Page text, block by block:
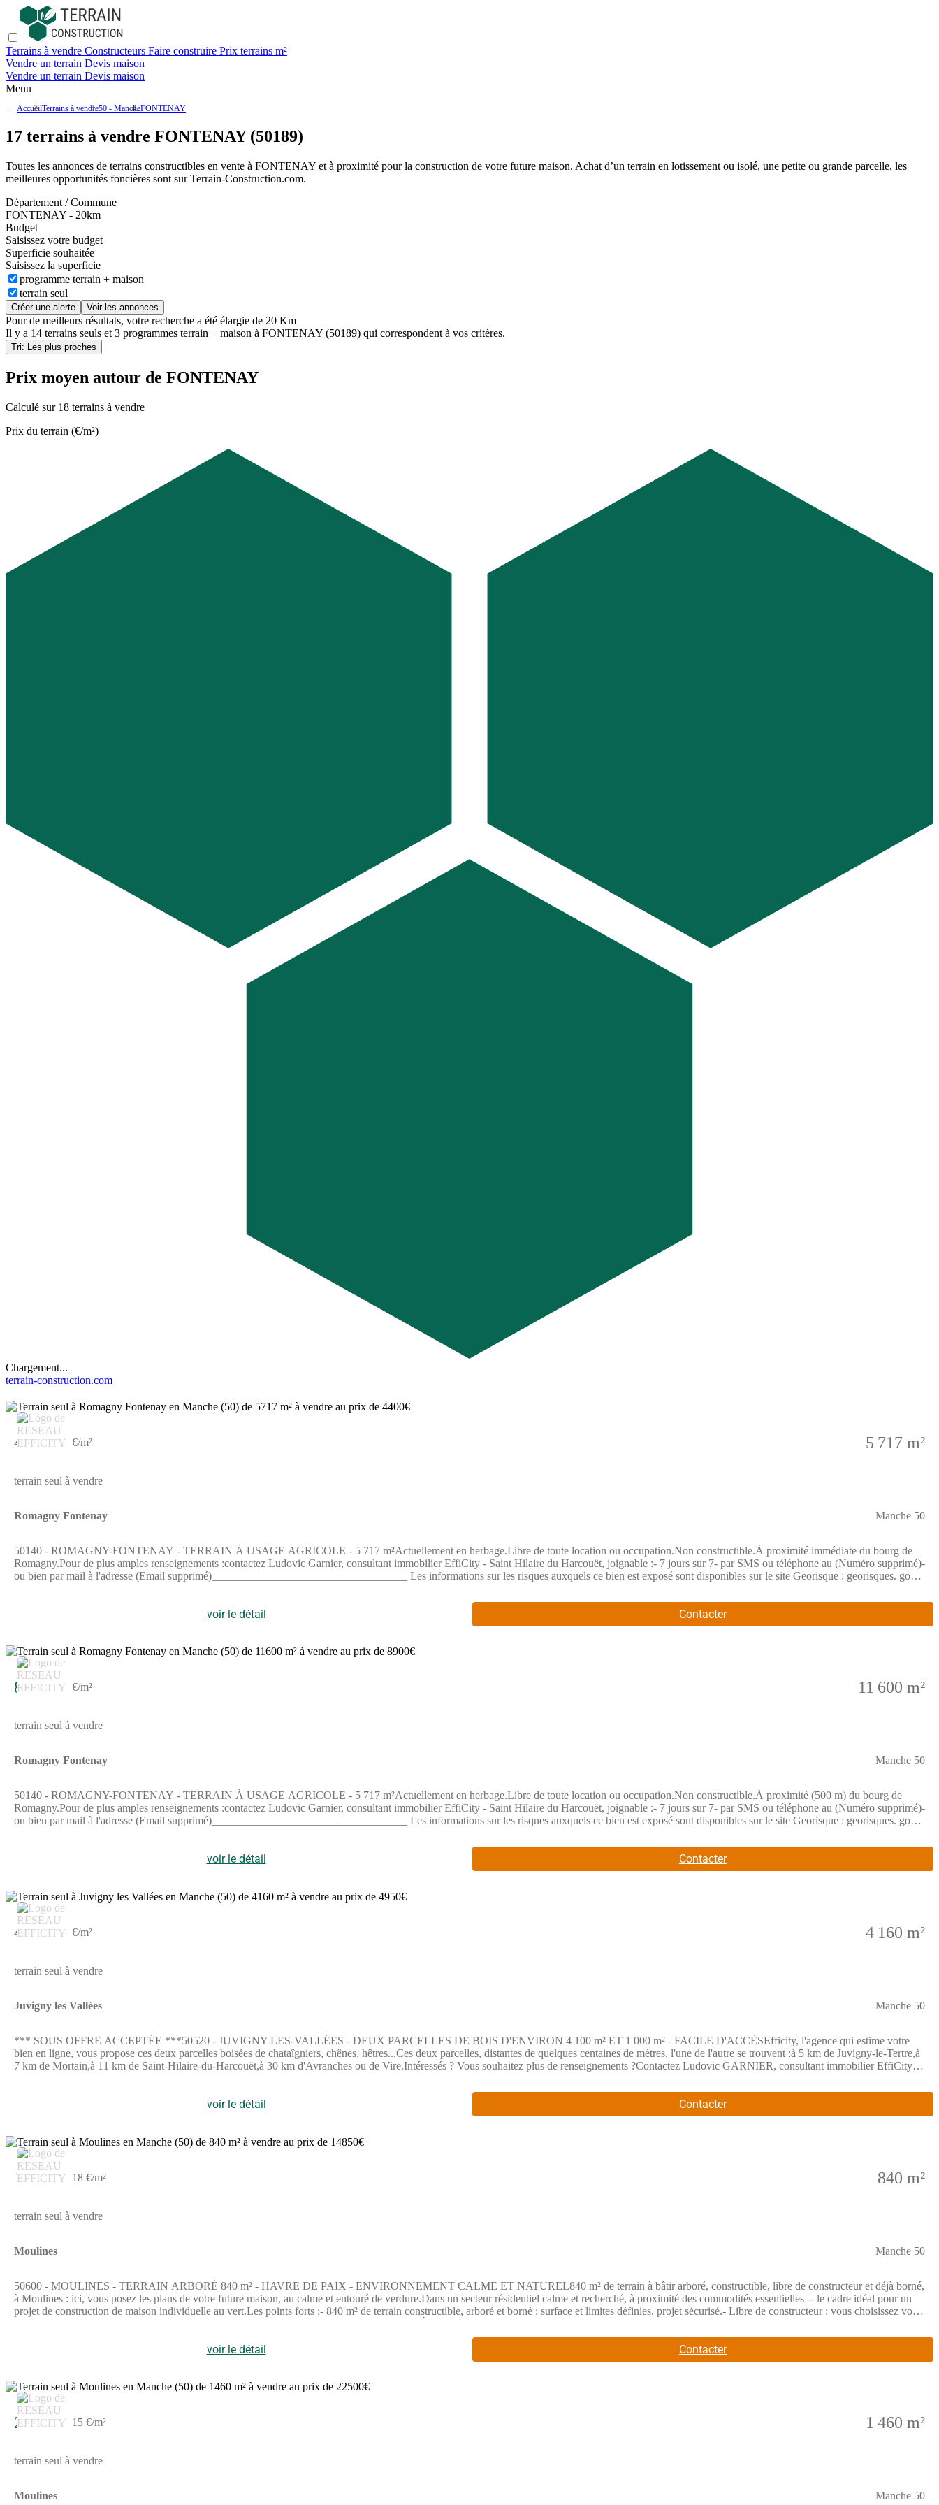
Terrains à vendre Constructeurs Faire construire Prix terrains m²
Vendre un terrain Devis maison
Vendre un terrain Devis maison
Menu
AccueilTerrains à vendre50 - MancheFONTENAY
17 terrains à vendre FONTENAY (50189)
Toutes les annonces de terrains constructibles en vente à FONTENAY et à proximité pour la construction de votre future maison. Achat d’un terrain en lotissement ou isolé, une petite ou grande parcelle, les
meilleures opportunités foncières sont surTerrain-Construction.com.
Département / Commune
FONTENAY - 20km
Budget
Saisissez votre budget
Superficie souhaitée
Saisissez la superficie
programme terrain + maison
terrain seul
Créer une alerte Voir les annonces
Pour de meilleurs résultats, votre recherche a été élargie de 20 Km
Il y a 14 terrains seuls et 3 programmes terrain + maison à FONTENAY (50189) qui correspondent à vos critères.
Tri: Les plus proches
Prix moyen autour de FONTENAY
Calculé sur 18 terrains à vendre
Prix du terrain (€/m²)
Chargement...
terrain-construction.com
4 400 €1 €/m² 5 717 m²
terrain seul à vendre
Romagny Fontenay Manche 50
50140 - ROMAGNY-FONTENAY - TERRAIN À USAGE AGRICOLE - 5 717 m²Actuellement en herbage.Libre de toute location ou occupation.Non constructible.À proximité immédiate du bourg de
Romagny.Pour de plus amples renseignements :contactez Ludovic Garnier, consultant immobilier EffiCity - Saint Hilaire du Harcouët, joignable :- 7 jours sur 7- par SMS ou téléphone au (Numéro supprimé)-
ou bien par mail à l'adresse (Email supprimé)___________________________________ Les informations sur les risques auxquels ce bien est exposé sont disponibles sur le site Georisque : georisques. gouv.
supprimé).Siège social du mandant : effiCity, 48 avenue de Villiers - 75017 PARIS - Société par Actions Simplifiée, société au capital de 132 373,05 euros, immatriculée au RCS Paris 497 617 746 et titulaire
de la Carte professionnelle CPI 7501 2015 000 002 025 - CCI Paris IDF - Caisse de Garantie : GALIAN Assurances 89 rue de la Boétie 75008 Paris
voir le détail Contacter
3
8 900 €1 €/m² 11 600 m²
terrain seul à vendre
Romagny Fontenay Manche 50
50140 - ROMAGNY-FONTENAY - TERRAIN À USAGE AGRICOLE - 5 717 m²Actuellement en herbage.Libre de toute location ou occupation.Non constructible.À proximité (500 m) du bourg de
Romagny.Pour de plus amples renseignements :contactez Ludovic Garnier, consultant immobilier EffiCity - Saint Hilaire du Harcouët, joignable :- 7 jours sur 7- par SMS ou téléphone au (Numéro supprimé)-
ou bien par mail à l'adresse (Email supprimé)___________________________________ Les informations sur les risques auxquels ce bien est exposé sont disponibles sur le site Georisque : georisques. gouv.
supprimé).Siège social du mandant : effiCity, 48 avenue de Villiers - 75017 PARIS - Société par Actions Simplifiée, société au capital de 132 373,05 euros, immatriculée au RCS Paris 497 617 746 et titulaire
de la Carte professionnelle CPI 7501 2015 000 002 025 - CCI Paris IDF - Caisse de Garantie : GALIAN Assurances 89 rue de la Boétie 75008 Paris
voir le détail Contacter
6
4 950 €1 €/m² 4 160 m²
terrain seul à vendre
Juvigny les Vallées Manche 50
*** SOUS OFFRE ACCEPTÉE ***50520 - JUVIGNY-LES-VALLÉES - DEUX PARCELLES DE BOIS D'ENVIRON 4 100 m² ET 1 000 m² - FACILE D'ACCÈSEfficity, l'agence qui estime votre
bien en ligne, vous propose ces deux parcelles boisées de chataîgniers, chênes, hêtres...Ces deux parcelles, distantes de quelques centaines de mètres, l'une de l'autre se trouvent :à 5 km de Juvigny-le-Tertre,à
7 km de Mortain,à 11 km de Saint-Hilaire-du-Harcouët,à 30 km d'Avranches ou de Vire.Intéressés ? Vous souhaitez plus de renseignements ?Contactez Ludovic GARNIER, consultant immobilier EffiCity -
sur les risques auxquels ce bien est exposé sont disponibles sur le site Georisque : georisques. gouv. fr Ludovic Garnier - EI - est Agent Commercial mandataire en immobilier, immatriculé au Registre Spécial
des Agents Commerciaux du Tribunal de Commerce de Coutances sous le n(Numéro supprimé).Siège social du mandant : effiCity, 48 avenue de Villiers - 75017 PARIS - Société par Actions Simplifiée,
société au capital de 132 373,05 euros, immatriculée au RCS Paris 497 617 746 et titulaire de la Carte professionnelle CPI 7501 2015 000 002 025 - CCI Paris IDF - Caisse de Garantie : GALIAN
voir le détail Contacter
3
14 850 € 18 €/m² 840 m²
terrain seul à vendre
Moulines Manche 50
50600 - MOULINES - TERRAIN ARBORÉ 840 m² - HAVRE DE PAIX - ENVIRONNEMENT CALME ET NATUREL840 m² de terrain à bâtir arboré, constructible, libre de constructeur et déjà borné,
à Moulines : ici, vous posez les plans de votre future maison, au calme et entouré de verdure.Dans un secteur résidentiel calme et recherché, à proximité des commodités essentielles -- le cadre idéal pour un
projet de construction de maison individuelle au vert.Les points forts :- 840 m² de terrain constructible, arboré et borné : surface et limites définies, projet sécurisé.- Libre de constructeur : vous choisissez votre
Terrain à viabiliser : raccordements (eau, électricité, etc.) à réaliser.Prix : 14 850 €.Un terrain arboré et borné comme celui-ci, ça se visite pour bien se projeter. Réservez votre créneau cette semaine -- Joran
Frogeais, conseiller Efficity. (Numéro supprimé) · Visite sur RDV : (Lien supprimé)gle/fSJBkTp5wmeShWBq8 Les informations sur les risques auxquels ce bien est exposé sont disponibles sur le site
Georisque : georisques. gouv. fr Joran Frogeais - EI - est Agent Commercial mandataire en immobilier, immatriculé au Registre Spécial des Agents Commerciaux du Tribunal de Commerce de Rennes sous le
746 et titulaire de la Carte professionnelle CPI 7501 2015 000 002 025 - CCI Paris IDF - Caisse de Garantie : GALIAN Assurances 89 rue de la Boétie 75008 Paris
voir le détail Contacter
3
22 500 € 15 €/m² 1 460 m²
terrain seul à vendre
Moulines Manche 50